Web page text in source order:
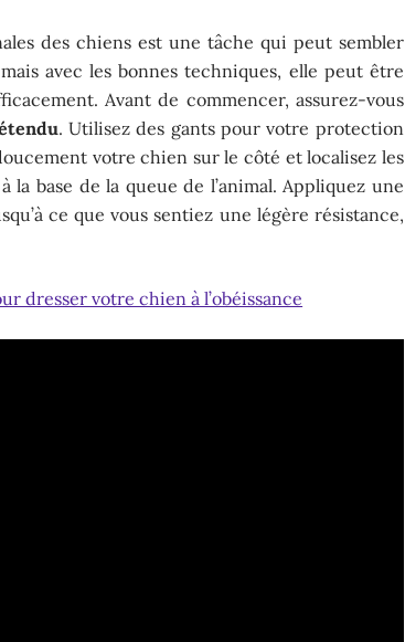
des chiens est une tâche qui peut sembler
avec les bonnes techniques, elle peut être
Avant de commencer, assurez-vous
. Utilisez des gants pour votre protection
votre chien sur le côté et localisez les
la base de la queue de l’animal. Appliquez une
ce que vous sentiez une légère résistance,
dresser votre chien à l’obéissance